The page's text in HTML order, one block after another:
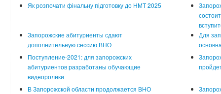
Як розпочати фінальну підготовку до НМТ 2025
Запорожские абитуриенты сдают
дополнительную сессию ВНО
Для
Поступление-2021: для запорожских
абитуриентов разработаны обучающие
видеоролики
В Запорожской области продолжается ВНО